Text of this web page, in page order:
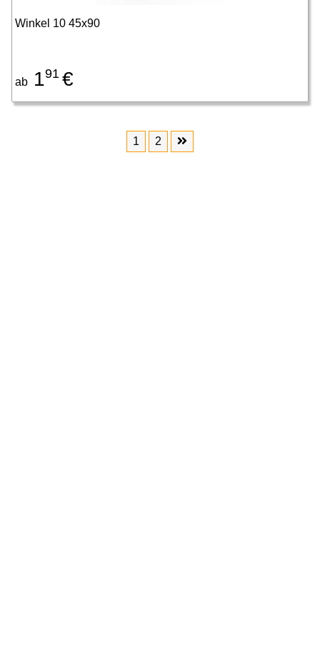
Winkel 10 45x90
ab 191 €
1 2